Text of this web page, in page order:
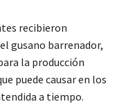
recibieron
gusano barrenador,
la producción
puede causar en los
a tiempo.